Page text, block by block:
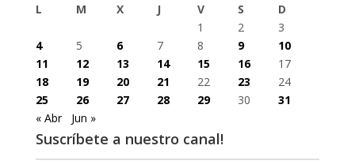
L
M X J V S
D
1
2
3
4
5 6 7 8 9
10
11
12 13 14 15 16
17
18
19 20 21 22 23
24
25
26 27 28 29 30
31
« Abr
Jun »
Suscríbete a nuestro canal!